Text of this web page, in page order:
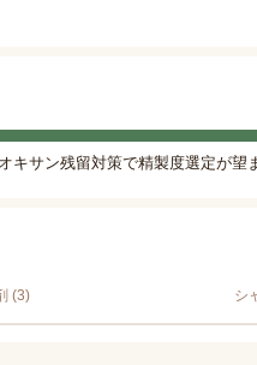
サン残留対策で精製度選定が望
(3) シ